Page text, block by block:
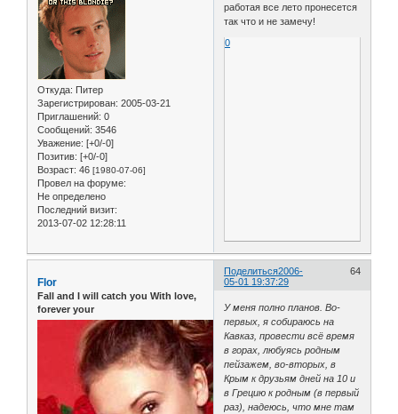
Откуда: Питер
Зарегистрирован: 2005-03-21
Приглашений: 0
Сообщений: 3546
Уважение: [+0/-0]
Позитив: [+0/-0]
Возраст: 46 [1980-07-06]
Провел на форуме:
Не определено
Последний визит:
2013-07-02 12:28:11
работая все лето пронесется
так что и не замечу!
0
Поделиться 64
2006-
05-01 19:37:29
Flor
Fall and I will catch you With love,
forever your
У меня полно планов. Во-
первых, я собираюсь на
Кавказ, провести всё время
в горах, любуясь родным
пейзажем, во-вторых, в
Крым к друзьям дней на 10 и
в Грецию к родным (в первый
раз), надеюсь, что мне там